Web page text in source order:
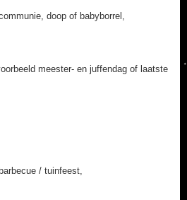
doop of babyborrel,
meester- en juffendag of laatste
/ tuinfeest,